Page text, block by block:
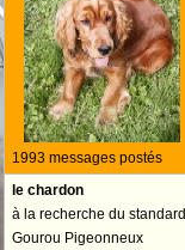
1993 messages postés
le chardon
à la recherche du standard
Gourou Pigeonneux